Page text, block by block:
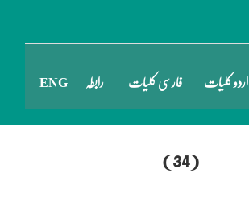
اردو کلیات فارسی کلیات رابطہ ENG
(34)